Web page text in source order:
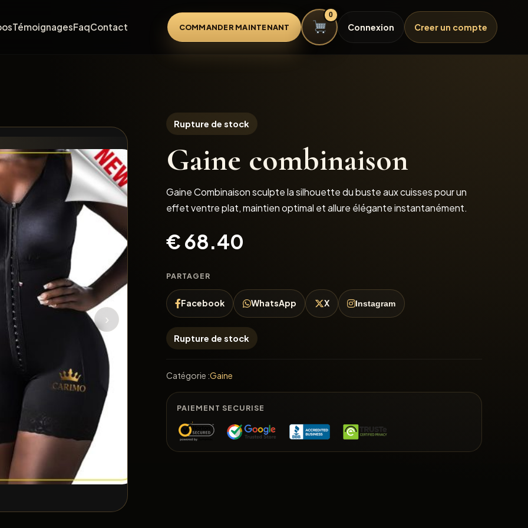
TémoignagesFaqContact COMMANDER MAINTENANT
0
Connexion Creer un compte
›
Gaine combinaison
€68.40
Gaine Combinaison sculpte la silhouette du buste aux cuisses pour un
effet ventre plat, maintien optimal et allure élégante instantanément.
Rupture de stock
PARTAGER
Facebook WhatsApp X Instagram
Rupture de stock
Catégorie :Gaine
PAIEMENT SECURISE